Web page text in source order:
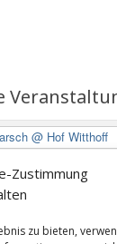
Zustimmung
zu bieten,
@ Hof Witthoff